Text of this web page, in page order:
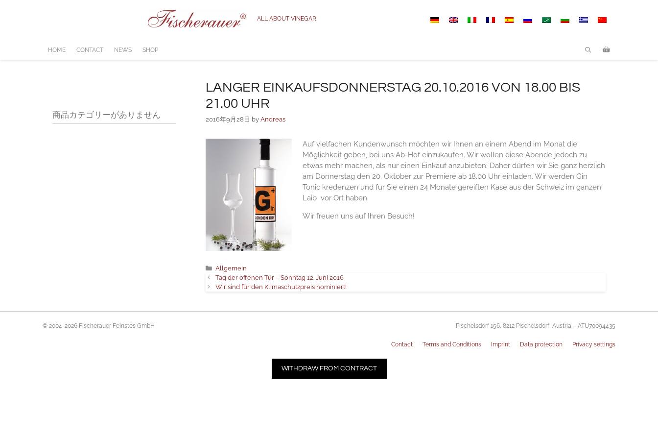
ALL ABOUT VINEGAR
HOME CONTACT NEWS SHOP
LANGER EINKAUFSDONNERSTAG 20.10.2016 VON 18.00 BIS
21.00 UHR
2016年9月28日 by Andreas
Auf vielfachen Kundenwunsch möchten wir Ihnen an einem Abend im Monat die
Möglichkeit geben, bei uns Ab-Hof einzukaufen. Wir wollen diese Abende jedoch zu
etwas mehr machen, als nur einen Einkauf anzubieten: Daher dürfen wir Sie ganz herzlich
am Donnerstag den 20. Oktober zur Premiere ab 18.00 Uhr einladen. Wir werden Gin
Tonic kredenzen und für Sie einen 24 Monate gereiften Käse aus der Schweiz im ganzen
Laib vor Ort haben.
Wir freuen uns auf Ihren Besuch!
カ
テ
ゴ
Allgemein
Tag der offenen Tür – Sonntag 12. Juni 2016
Wir sind für den Klimaschutzpreis nominiert!
商品カテゴリーがありません
Pischelsdorf 156, 8212 Pischelsdorf, Austria – ATU70094435
Contact Terms and Conditions Imprint Data protection Privacy settings
© 2004-2026 Fischerauer Feinstes GmbH
WITHDRAW FROM CONTRACT